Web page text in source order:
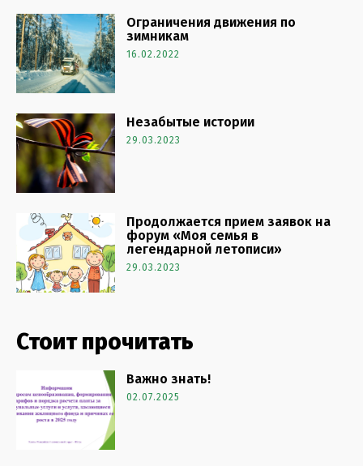
Ограничения движения по
зимникам
16.02.2022
Незабытые истории
29.03.2023
Продолжается прием заявок на
форум «Моя семья в
легендарной летописи»
29.03.2023
Стоит прочитать
Важно знать!
02.07.2025